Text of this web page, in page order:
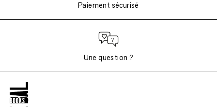
Paiement sécurisé
Une question ?